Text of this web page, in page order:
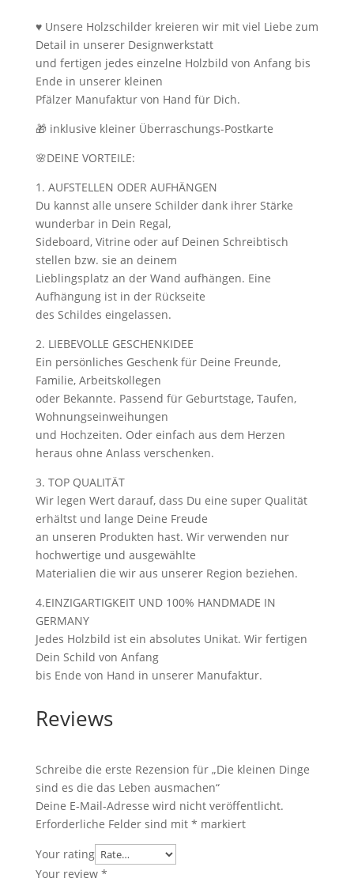
♥ Unsere Holzschilder kreieren wir mit viel Liebe zum
Detail in unserer Designwerkstatt
und fertigen jedes einzelne Holzbild von Anfang bis
Ende in unserer kleinen
Pfälzer Manufaktur von Hand für Dich.
🎁 inklusive kleiner Überraschungs-Postkarte
🌸DEINE VORTEILE:
1. AUFSTELLEN ODER AUFHÄNGEN
Du kannst alle unsere Schilder dank ihrer Stärke
wunderbar in Dein Regal,
Sideboard, Vitrine oder auf Deinen Schreibtisch
stellen bzw. sie an deinem
Lieblingsplatz an der Wand aufhängen. Eine
Aufhängung ist in der Rückseite
des Schildes eingelassen.
2. LIEBEVOLLE GESCHENKIDEE
Ein persönliches Geschenk für Deine Freunde,
Familie, Arbeitskollegen
oder Bekannte. Passend für Geburtstage, Taufen,
Wohnungseinweihungen
und Hochzeiten. Oder einfach aus dem Herzen
heraus ohne Anlass verschenken.
3. TOP QUALITÄT
Wir legen Wert darauf, dass Du eine super Qualität
erhältst und lange Deine Freude
an unseren Produkten hast. Wir verwenden nur
hochwertige und ausgewählte
Materialien die wir aus unserer Region beziehen.
4.EINZIGARTIGKEIT UND 100% HANDMADE IN
GERMANY
Jedes Holzbild ist ein absolutes Unikat. Wir fertigen
Dein Schild von Anfang
bis Ende von Hand in unserer Manufaktur.
Reviews
Schreibe die erste Rezension für „Die kleinen Dinge
sind es die das Leben ausmachen“
Deine E-Mail-Adresse wird nicht veröffentlicht.
Erforderliche Felder sind mit * markiert
Your rating
Your review *